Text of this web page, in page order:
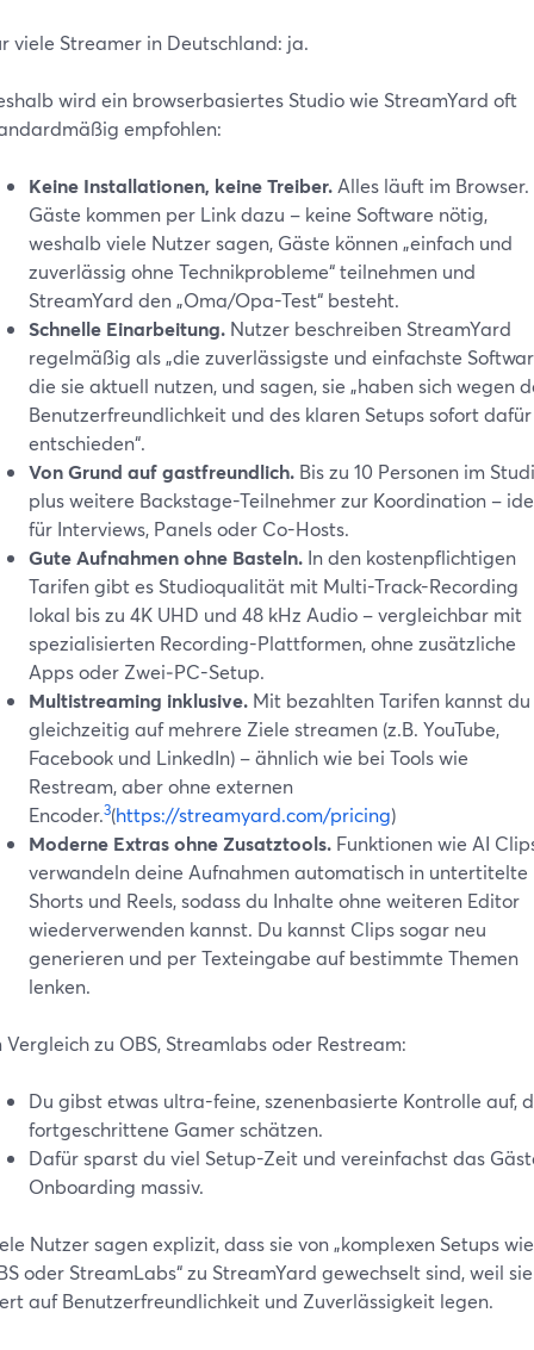
viele Streamer in Deutschland: ja.
wird ein browserbasiertes Studio wie StreamYard oft
empfohlen:
Keine Installationen, keine Treiber.Alles läuft im Browser.
Gäste kommen per Link dazu – keine Software nötig,
weshalb viele Nutzer sagen, Gäste können „einfach und
zuverlässig ohne Technikprobleme“ teilnehmen und
StreamYard den „Oma/Opa-Test“ besteht.
Schnelle Einarbeitung.Nutzer beschreiben StreamYard
regelmäßig als „die zuverlässigste und einfachste
die sie aktuell nutzen, und sagen, sie „haben sich wegen
Benutzerfreundlichkeit und des klaren Setups sofort dafür
entschieden“.
Von Grund auf gastfreundlich.Bis zu 10 Personen im
plus weitere Backstage-Teilnehmer zur Koordination –
für Interviews, Panels oder Co-Hosts.
Gute Aufnahmen ohne Basteln.In den kostenpflichtigen
Tarifen gibt es Studioqualität mit Multi-Track-Recording
lokal bis zu 4K UHD und 48 kHz Audio – vergleichbar mit
spezialisierten Recording-Plattformen, ohne zusätzliche
Apps oder Zwei‑PC-Setup.
Multistreaming inklusive.Mit bezahlten Tarifen kannst du
gleichzeitig auf mehrere Ziele streamen (z.B. YouTube,
Facebook und LinkedIn) – ähnlich wie bei Tools wie
Restream, aber ohne externen
Encoder.3(https://streamyard.com/pricing)
Moderne Extras ohne Zusatztools.Funktionen wie AI
verwandeln deine Aufnahmen automatisch in untertitelte
Shorts und Reels, sodass du Inhalte ohne weiteren Editor
wiederverwenden kannst. Du kannst Clips sogar neu
generieren und per Texteingabe auf bestimmte Themen
lenken.
Vergleich zu OBS, Streamlabs oder Restream:
Du gibst etwas ultra-feine, szenenbasierte Kontrolle auf,
fortgeschrittene Gamer schätzen.
Dafür sparst du viel Setup-Zeit und vereinfachst das
Onboarding massiv.
Nutzer sagen explizit, dass sie von „komplexen Setups wie
oder StreamLabs“ zu StreamYard gewechselt sind, weil sie
auf Benutzerfreundlichkeit und Zuverlässigkeit legen.